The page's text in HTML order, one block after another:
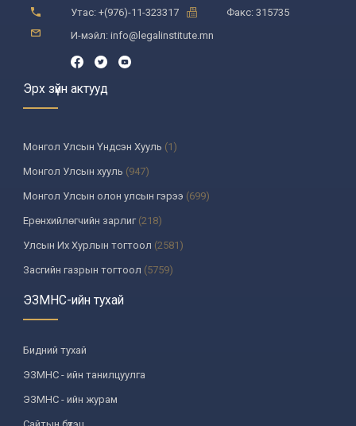
Утас: +(976)-11-323317
Факс: 315735
И-мэйл: info@legalinstitute.mn
Эрх зүйн актууд
Монгол Улсын Үндсэн Хууль (1)
Монгол Улсын хууль (947)
Монгол Улсын олон улсын гэрээ (699)
Ерөнхийлөгчийн зарлиг(218)
Улсын Их Хурлын тогтоол (2581)
Засгийн газрын тогтоол (5759)
Үндсэн хуулийн цэцийн шийдвэр
Улсын дээд шүүхийн тогтоол
УИХ-аас томилогддог байгууллагын дарга, түүнтэй адилтгах албан
тушаалтны шийдвэр
Сайдын тушаал(987)
Засгийн газрын агентлагийн даргын тушаал
ЭЗМНС-ийн тухай
Бидний тухай
ЭЗМНС - ийн танилцуулга
ЭЗМНС - ийн журам